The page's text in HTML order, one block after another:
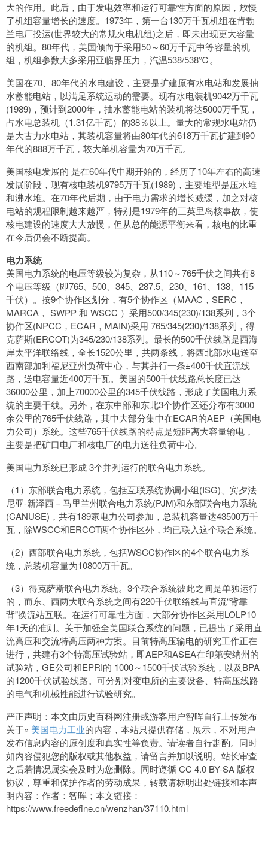
大的作用。此后，由于发电效率和运行可靠性方面的原因，放慢
了机组容量增长的速度。1973年，第一台130万千瓦机组在肯勃
兰电厂投运(世界较大的常规火电机组)之后，即未出现更大容量
的机组。80年代，美国倾向于采用50～60万千瓦中等容量的机
组，机组参数大多采用亚临界压力，汽温538/538℃。
美国在70、80年代的水电建设，主要是扩建原有水电站和发展抽
水蓄能电站，以满足系统运动的需要。现有水电装机9042万千瓦
(1989)，预计到2000年，抽水蓄能电站的装机将达5000万千瓦，
占水电总装机（1.31亿千瓦）的38％以上。量大的常规水电站仍
是大古力水电站，其装机容量将由80年代的618万千瓦扩建到90
年代的888万千瓦，较大单机容量为70万千瓦。
美国核电发展的 是在60年代中期开始的，经历了10年左右的高速
发展阶段，现有核电装机9795万千瓦(1989)，主要堆型是压水堆
和沸水堆。在70年代后期，由于电力需求的增长减缓，加之对核
电站的规程限制越来越严，特别是1979年的三英里岛核事故，使
核电建设的速度大大放慢，但从总的能源平衡来看，核电的比重
在今后仍会不断提高。
电力系统
美国电力系统的电压等级较为复杂，从110～765千伏之间共有8
个电压等级（即765、500、345、287.5、230、161、138、115
千伏）。按9个协作区划分，有5个协作区（MAAC，SERC，
MARCA， SWPP 和 WSCC ）采用500/345(230)/138系列，3个
协作区(NPCC，ECAR，MAIN)采用 765/345(230)/138系列，得
克萨斯(ERCOT)为345/230/138系列。最长的500千伏线路是西海
岸太平洋联络线，全长1520公里，共两条线，将西北部水电送至
西南部加利福尼亚州负荷中心，与其并行一条±400千伏直流线
路，送电容量近400万千瓦。美国的500千伏线路总长度已达
36000公里，加上70000公里的345千伏线路，形成了美国电力系
统的主要干线。另外，在东中部和东北3个协作区还分布有3000
余公里的765千伏线路，其中大部分集中在ECAR的AEP（美国电
力公司）系统。这些765千伏线路的特点是短距离大容量输电，
主要是把矿口电厂和核电厂的电力送往负荷中心。
美国电力系统已形成 3个并列运行的联合电力系统。
（1）东部联合电力系统，包括互联系统协调小组(ISG)、宾夕法
尼亚-新泽西－马里兰州联合电力系统(PJM)和东部联合电力系统
(CANUSE)，共有189家电力公司参加，总装机容量达43500万千
瓦，除WSCC和ERCOT两个协作区外，均已联入这个联合系统。
（2）西部联合电力系统，包括WSCC协作区的4个联合电力系
统，总装机容量为10800万千瓦。
（3）得克萨斯联合电力系统。3个联合系统彼此之间是单独运行
的，而东、西两大联合系统之间有220千伏联络线与直流“背靠
背”换流站互联。在运行可靠性方面，大部分协作区采用LOLP10
年1天的准则。关于加强全美国联合系统的问题，已提出了采用直
流高压和交流特高压两种方案。目前特高压输电的研究工作正在
进行，共建有3个特高压试验站，即AEP和ASEA在印第安纳州的
试验站，GE公司和EPRI的 1000～1500千伏试验系统，以及BPA
的1200千伏试验线路。可分别对变电所的主要设备、特高压线路
的电气和机械性能进行试验研究。
严正声明：本文由历史百科网注册或游客用户智晖自行上传发布
关于» 美国电力工业的内容，本站只提供存储，展示，不对用户
发布信息内容的原创度和真实性等负责。请读者自行斟酌。同时
如内容侵犯您的版权或其他权益，请留言并加以说明。站长审查
之后若情况属实会及时为您删除。同时遵循 CC 4.0 BY-SA 版权
协议，尊重和保护作者的劳动成果，转载请标明出处链接和本声
明内容：作者：智晖；本文链接：
https://www.freedefine.cn/wenzhan/37110.html